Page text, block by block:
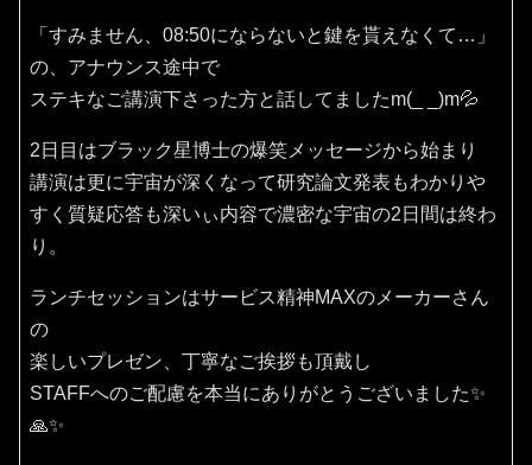
「すみません、08:50にならないと鍵を貰えなくて…」
の、アナウンス途中で
ステキなご講演下さった方と話してましたm(_ _)m💦
2日目はブラック星博士の爆笑メッセージから始まり
講演は更に宇宙が深くなって研究論文発表もわかりや
すく質疑応答も深いぃ内容で濃密な宇宙の2日間は終わ
り。
ランチセッションはサービス精神MAXのメーカーさん
の
楽しいプレゼン、丁寧なご挨拶も頂戴し
STAFFへのご配慮を本当にありがとうございました✨
🙏✨